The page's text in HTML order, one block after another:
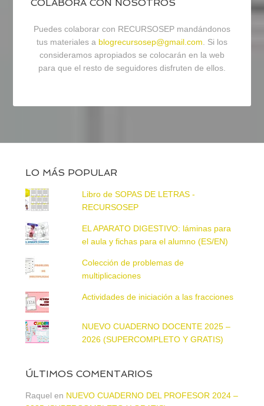
COLABORA CON NOSOTROS
Puedes colaborar con RECURSOSEP mandándonos
tus materiales a blogrecursosep@gmail.com . Si los
consideramos apropiados se colocarán en la web
para que el resto de seguidores disfruten de ellos.
LO MÁS POPULAR
Libro de SOPAS DE LETRAS -
RECURSOSEP
EL APARATO DIGESTIVO: láminas para
el aula y fichas para el alumno (ES/EN)
Colección de problemas de
multiplicaciones
Actividades de iniciación a las fracciones
NUEVO CUADERNO DOCENTE 2025 –
2026 (SUPERCOMPLETO Y GRATIS)
ÚLTIMOS COMENTARIOS
Raquel en NUEVO CUADERNO DEL PROFESOR 2024 –